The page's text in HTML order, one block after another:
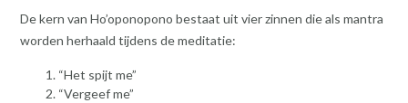
De kern van Ho’oponopono bestaat uit vier zinnen die als mantra
worden herhaald tijdens de meditatie:
“Het spijt me”
“Vergeef me”